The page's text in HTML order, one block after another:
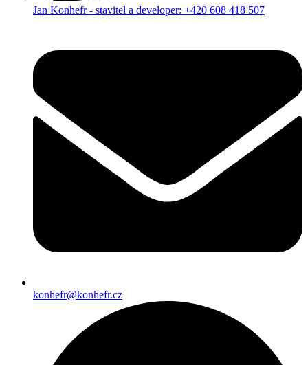
Jan Konhefr - stavitel a developer: +420 608 418 507
konhefr@konhefr.cz